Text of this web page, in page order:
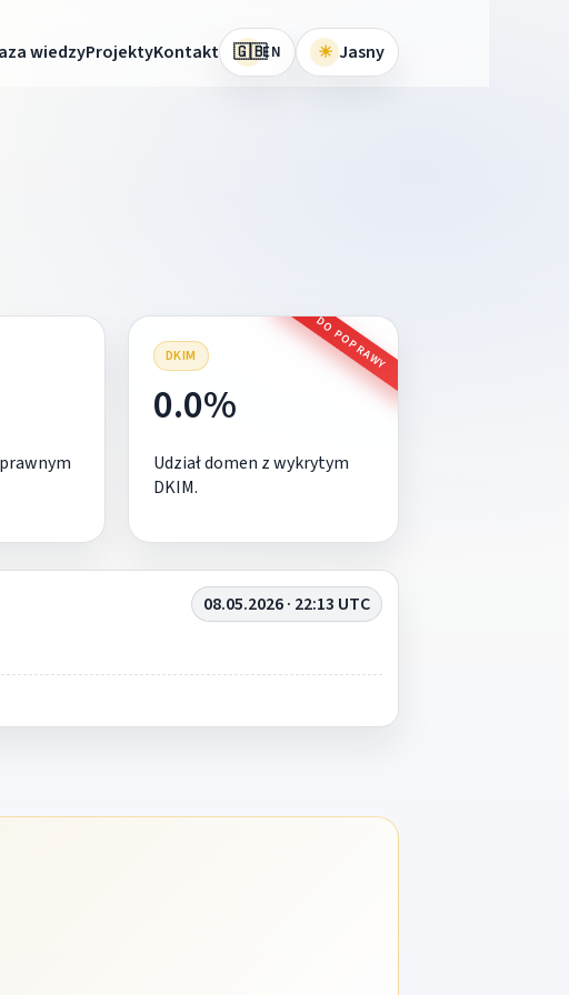
wiedzyProjektyKontakt 🇬🇧EN ☀ Jasny
DKIM DO POPRAWY
0.0%
Udział domen z wykrytym
DKIM.
08.05.2026 · 22:13 UTC